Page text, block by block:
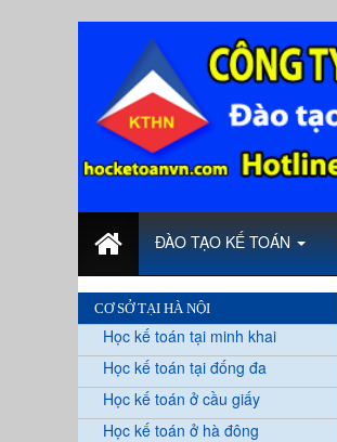
ĐÀO TẠO KẾ TOÁN
CƠ SỞ TẠI HÀ NỘI
Học kế toán tại minh khai
Học kế toán tại đống đa
Học kế toán ở cầu giấy
Học kế toán ở hà đông